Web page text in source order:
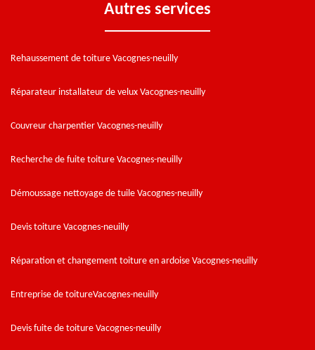
Autres services
Rehaussement de toiture Vacognes-neuilly
Réparateur installateur de velux Vacognes-neuilly
Couvreur charpentier Vacognes-neuilly
Recherche de fuite toiture Vacognes-neuilly
Démoussage nettoyage de tuile Vacognes-neuilly
Devis toiture Vacognes-neuilly
Réparation et changement toiture en ardoise Vacognes-neuilly
Entreprise de toitureVacognes-neuilly
Devis fuite de toiture Vacognes-neuilly